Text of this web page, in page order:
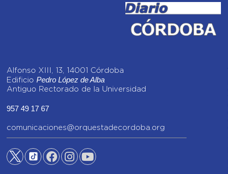
Alfonso XIII, 13, 14001 Córdoba
Edificio Pedro López de Alba
Antiguo Rectorado de la Universidad
957 49 17 67
comunicaciones@orquestadecordoba.org